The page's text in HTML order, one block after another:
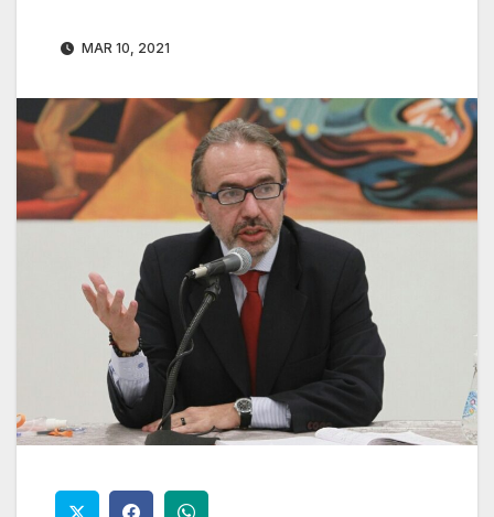
MAR 10, 2021